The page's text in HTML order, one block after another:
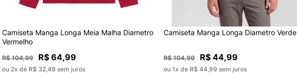
Camiseta Manga Longa Meia Malha Diametro
Vermelho
R$ 104,99 R$ 64,99
ou 2x de R$ 32,49 sem juros
Camiseta Manga Longa Diametro Verde
R$ 104,99 R$ 44,99
ou 1x de R$ 44,99 sem juros